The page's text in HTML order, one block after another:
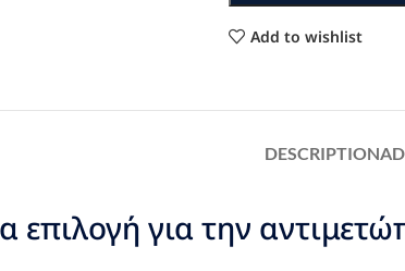
Add to wishlist
DESCRIPTION
επιλογή για την